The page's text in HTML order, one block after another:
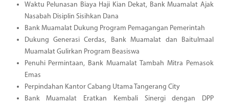
Waktu Pelunasan Biaya Haji Kian Dekat, Bank Muamalat Ajak
Nasabah Disiplin Sisihkan Dana
Bank Muamalat Dukung Program Pemagangan Pemerintah
Dukung Generasi Cerdas, Bank Muamalat dan Baitulmaal
Muamalat Gulirkan Program Beasiswa
Penuhi Permintaan, Bank Muamalat Tambah Mitra Pemasok
Emas
Perpindahan Kantor Cabang Utama Tangerang City
Bank Muamalat Eratkan Kembali Sinergi dengan DPP